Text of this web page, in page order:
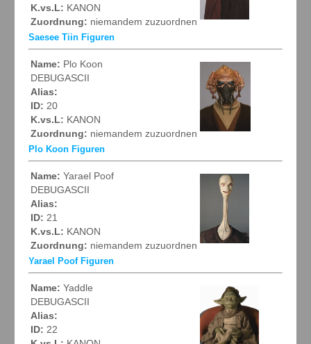
K.vs.L: KANON
Zuordnung: niemandem zuzuordnen
Saesee Tiin Figuren
Name: Plo Koon
DEBUGASCII
Alias:
ID: 20
K.vs.L: KANON
Zuordnung: niemandem zuzuordnen
Plo Koon Figuren
Name: Yarael Poof
DEBUGASCII
Alias:
ID: 21
K.vs.L: KANON
Zuordnung: niemandem zuzuordnen
Yarael Poof Figuren
Name: Yaddle
DEBUGASCII
Alias:
ID: 22